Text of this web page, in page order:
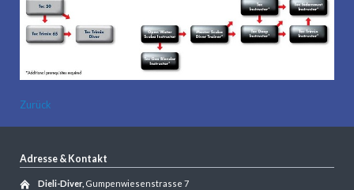
Zurück
Adresse & Kontakt
Dieli-Diver, Gumpenwiesenstrasse 7